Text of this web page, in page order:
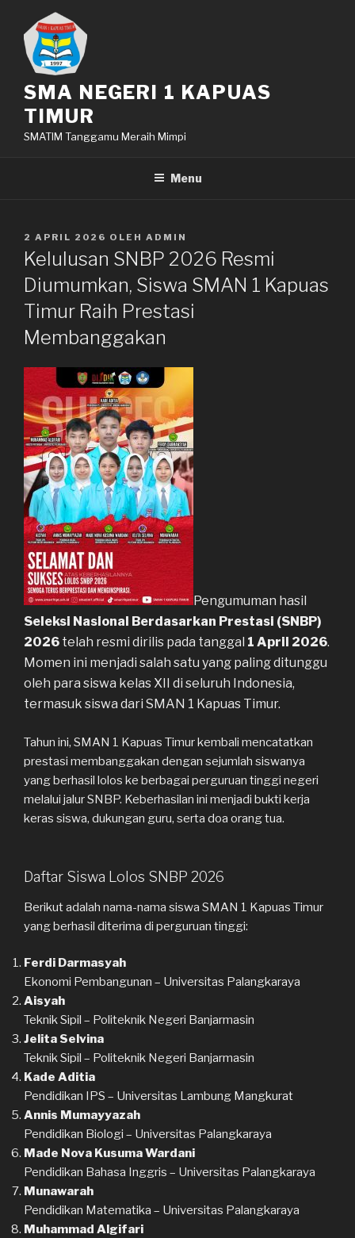
konten
SMA NEGERI 1 KAPUAS
TIMUR
SMATIM Tanggamu Meraih Mimpi
Menu
DIPOSKAN
PADA
2 APRIL 2026 OLEH ADMIN
Kelulusan SNBP 2026 Resmi
Diumumkan, Siswa SMAN 1 Kapuas
Timur Raih Prestasi
Membanggakan
Pengumuman hasil
Seleksi Nasional Berdasarkan Prestasi (SNBP)
2026 telah resmi dirilis pada tanggal 1 April 2026.
Momen ini menjadi salah satu yang paling ditunggu
oleh para siswa kelas XII di seluruh Indonesia,
termasuk siswa dari SMAN 1 Kapuas Timur.
Tahun ini, SMAN 1 Kapuas Timur kembali mencatatkan
prestasi membanggakan dengan sejumlah siswanya
yang berhasil lolos ke berbagai perguruan tinggi negeri
melalui jalur SNBP. Keberhasilan ini menjadi bukti kerja
keras siswa, dukungan guru, serta doa orang tua.
Daftar Siswa Lolos SNBP 2026
Berikut adalah nama-nama siswa SMAN 1 Kapuas Timur
yang berhasil diterima di perguruan tinggi:
Ferdi Darmasyah
Ekonomi Pembangunan – Universitas Palangkaraya
Aisyah
Teknik Sipil – Politeknik Negeri Banjarmasin
Jelita Selvina
Teknik Sipil – Politeknik Negeri Banjarmasin
Kade Aditia
Pendidikan IPS – Universitas Lambung Mangkurat
Annis Mumayyazah
Pendidikan Biologi – Universitas Palangkaraya
Made Nova Kusuma Wardani
Pendidikan Bahasa Inggris – Universitas Palangkaraya
Munawarah
Pendidikan Matematika – Universitas Palangkaraya
Muhammad Algifari